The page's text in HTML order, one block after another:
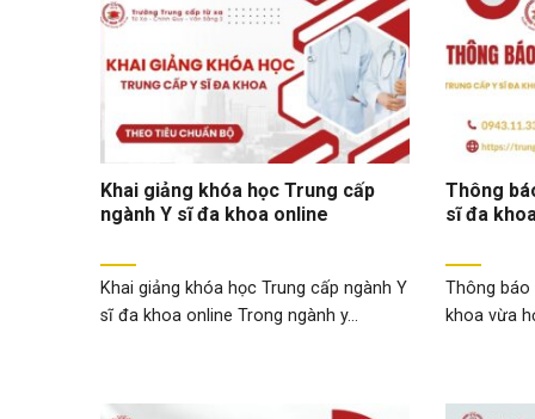
Khai giảng khóa học Trung cấp
ngành Y sĩ đa khoa online
Khai giảng khóa học Trung cấp ngành Y
sĩ đa khoa online Trong ngành y...
Thông
sĩ đa
Thông báo
khoa vừa